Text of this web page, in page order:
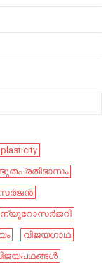
ന്യൂറോസർജറി
വിജയഗാഥ